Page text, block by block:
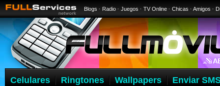
Blogs · Radio · Juegos · TV Online · Chicas · Amigos ·
Celulares Ringtones Wallpapers Enviar